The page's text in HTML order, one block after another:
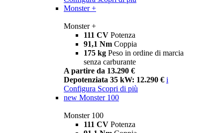
Monster +
Monster +
111 CV Potenza
91,1 Nm Coppia
175 kg Peso in ordine di marcia
senza carburante
A partire da 13.290 €
Depotenziata 35 kW: 12.290 € i
Configura Scopri di più
new Monster 100
Monster 100
111 CV Potenza